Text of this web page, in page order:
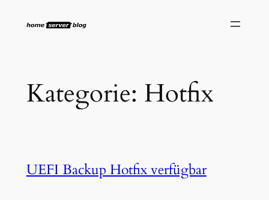
Inhalt
Kategorie: Hotfix
UEFI Backup Hotfix verfügbar